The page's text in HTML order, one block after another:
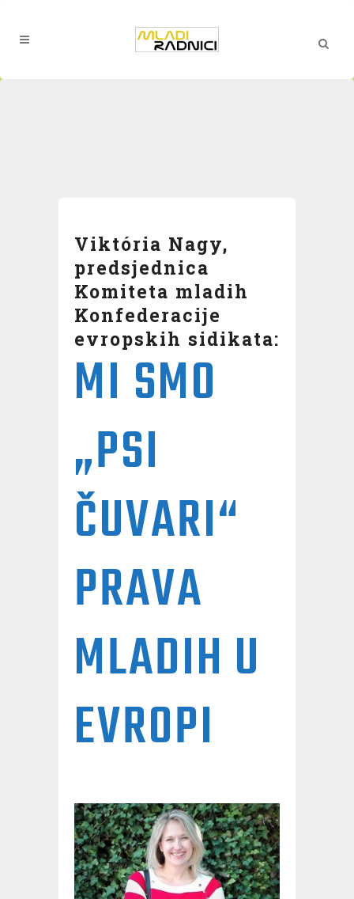
Viktória Nagy,
predsjednica
Komiteta mladih
Konfederacije
evropskih sidikata:
MI SMO
„PSI
ČUVARI“
PRAVA
MLADIH U
EVROPI